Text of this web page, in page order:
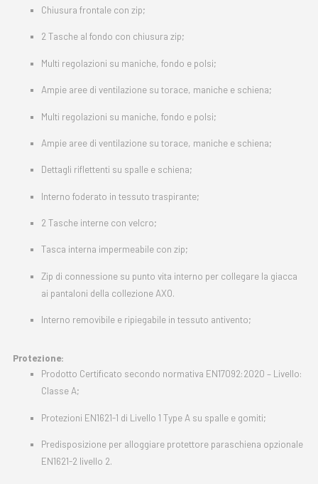
Chiusura frontale con zip;
2 Tasche al fondo con chiusura zip;
Multi regolazioni su maniche, fondo e polsi;
Ampie aree di ventilazione su torace, maniche e schiena;
Multi regolazioni su maniche, fondo e polsi;
Ampie aree di ventilazione su torace, maniche e schiena;
Dettagli riflettenti su spalle e schiena;
Interno foderato in tessuto traspirante;
2 Tasche interne con velcro;
Tasca interna impermeabile con zip;
Zip di connessione su punto vita interno per collegare la giacca
ai pantaloni della collezione AXO.
Interno removibile e ripiegabile in tessuto antivento;
Protezione:
Prodotto Certificato secondo normativa EN17092:2020 – Livello:
Classe A;
Protezioni EN1621-1 di Livello 1 Type A su spalle e gomiti;
Predisposizione per alloggiare protettore paraschiena opzionale
EN1621-2 livello 2.